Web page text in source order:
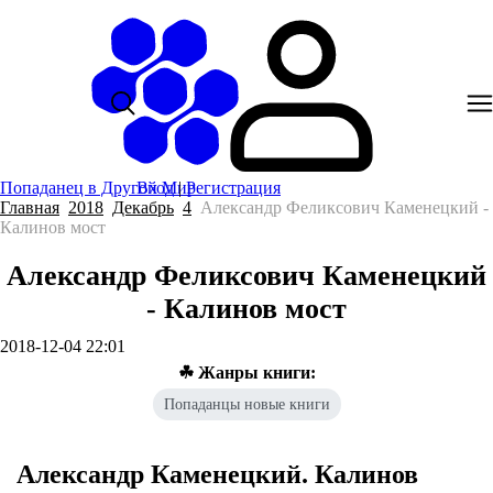
Попаданец в Другой Мир
Вход|Регистрация
Главная 2018 Декабрь 4 Александр Феликсович Каменецкий -
Калинов мост
Александр Феликсович Каменецкий
- Калинов мост
2018-12-04 22:01
☘ Жанры книги:
Попаданцы новые книги
Александр Каменецкий. Калинов